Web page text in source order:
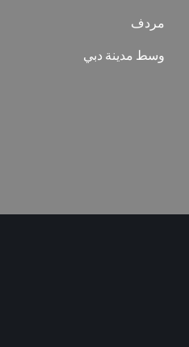
مردف
وسط مدينة دبي